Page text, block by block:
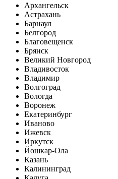
Архангельск
Астрахань
Барнаул
Белгород
Благовещенск
Брянск
Великий Новгород
Владивосток
Владимир
Волгоград
Вологда
Воронеж
Екатеринбург
Иваново
Ижевск
Иркутск
Йошкар-Ола
Казань
Калининград